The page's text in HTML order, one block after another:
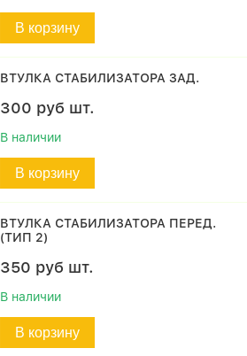
В корзину
ВТУЛКА СТАБИЛИЗАТОРА ЗАД.
300 руб шт.
В наличии
В корзину
ВТУЛКА СТАБИЛИЗАТОРА ПЕРЕД.
(ТИП 2)
350 руб шт.
В наличии
В корзину